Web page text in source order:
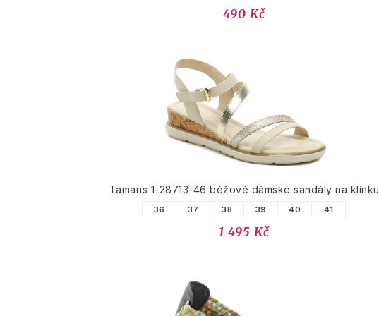
490 Kč
Tamaris 1-28713-46 béžové dámské sandály na klínku
36 37 38 39 40 41
1 495 Kč